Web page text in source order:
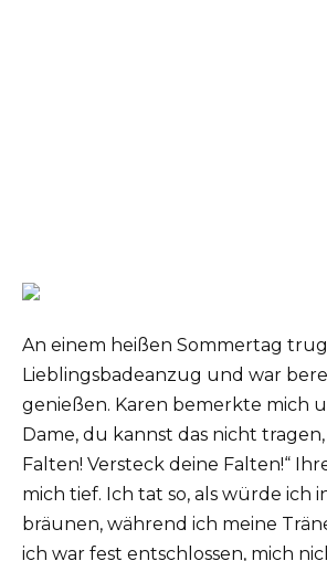
An einem heißen Sommertag
Lieblingsbadeanzug und war
genießen. Karen bemerkte mich
Dame, du kannst das nicht
Falten! Versteck deine Falten!“
mich tief. Ich tat so, als würde ich
bräunen, während ich meine
ich war fest entschlossen, mich